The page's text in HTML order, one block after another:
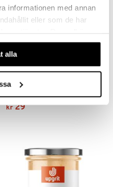
informationen med annan
eller som de har
av vår webbplats.
alla
RawBite Kokos 50g
RAWBITE
RawBite kokos er kremete, søt og utrolig god. Produsert av 100% naturlige, økologiske og rå ingredienser, helt glutenfrie og uten tilsatt sukker.
kr 29